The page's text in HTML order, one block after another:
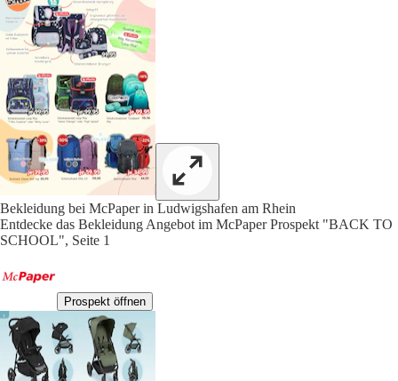
Bekleidung bei McPaper in Ludwigshafen am Rhein
Entdecke das Bekleidung Angebot im McPaper Prospekt "BACK TO
SCHOOL", Seite 1
Prospekt öffnen